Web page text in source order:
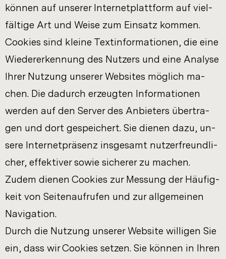
kön­nen auf un­se­rer In­ter­net­platt­form auf viel­
fäl­ti­ge Art und Weise zum Ein­satz kom­men.
Coo­kies sind klei­ne Text­in­for­ma­tio­nen, die eine
Wie­der­erken­nung des Nut­zers und eine Ana­ly­se
Ihrer Nut­zung un­se­rer Web­sites mög­lich ma­
chen. Die da­durch er­zeug­ten In­for­ma­tio­nen
wer­den auf den Ser­ver des An­bie­ters über­tra­
gen und dort ge­spei­chert. Sie die­nen dazu, un­
se­re In­ter­net­prä­senz ins­ge­samt nut­zer­freund­li­
cher, ef­fek­ti­ver sowie si­che­rer zu ma­chen.
Zudem die­nen Coo­kies zur Mes­sung der Häu­fig­
keit von Sei­ten­auf­ru­fen und zur all­ge­mei­nen
Na­vi­ga­ti­on.
Durch die Nut­zung un­se­rer Web­site wil­li­gen Sie
ein, dass wir Coo­kies set­zen. Sie kön­nen in Ihren